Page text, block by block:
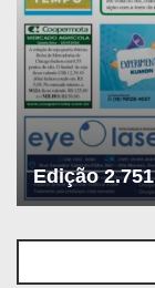
Edição 2.751